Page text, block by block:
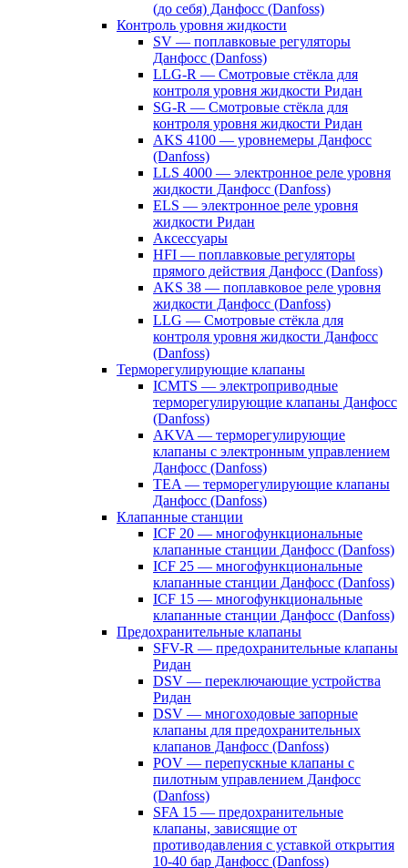
(до себя) Данфосс (Danfoss)
Контроль уровня жидкости
SV — поплавковые регуляторы
Данфосс (Danfoss)
LLG-R — Смотровые стёкла для
контроля уровня жидкости Ридан
SG-R — Смотровые стёкла для
контроля уровня жидкости Ридан
AKS 4100 — уровнемеры Данфосс
(Danfoss)
LLS 4000 — электронное реле уровня
жидкости Данфосс (Danfoss)
ELS — электронное реле уровня
жидкости Ридан
Аксессуары
HFI — поплавковые регуляторы
прямого действия Данфосс (Danfoss)
AKS 38 — поплавковое реле уровня
жидкости Данфосс (Danfoss)
LLG — Смотровые стёкла для
контроля уровня жидкости Данфосс
(Danfoss)
Терморегулирующие клапаны
ICMTS — электроприводные
терморегулирующие клапаны Данфосс
(Danfoss)
AKVA — терморегулирующие
клапаны с электронным управлением
Данфосс (Danfoss)
TEA — терморегулирующие клапаны
Данфосс (Danfoss)
Клапанные станции
ICF 20 — многофункциональные
клапанные станции Данфосс (Danfoss)
ICF 25 — многофункциональные
клапанные станции Данфосс (Danfoss)
ICF 15 — многофункциональные
клапанные станции Данфосс (Danfoss)
Предохранительные клапаны
SFV-R — предохранительные клапаны
Ридан
DSV — переключающие устройства
Ридан
DSV — многоходовые запорные
клапаны для предохранительных
клапанов Данфосс (Danfoss)
POV — перепускные клапаны с
пилотным управлением Данфосс
(Danfoss)
SFA 15 — предохранительные
клапаны, зависящие от
противодавления с уставкой открытия
10-40 бар Данфосс (Danfoss)